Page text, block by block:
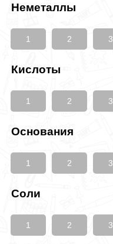
Неметаллы
1 2 3
Кислоты
1 2 3
Основания
1 2 3
Соли
1 2 3